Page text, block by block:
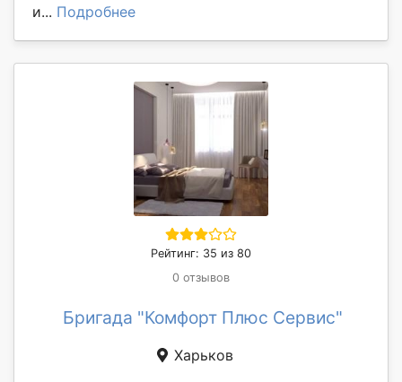
и... Подробнее
Рейтинг: 35 из 80
0 отзывов
Бригада "Комфорт Плюс Сервис"
Харьков